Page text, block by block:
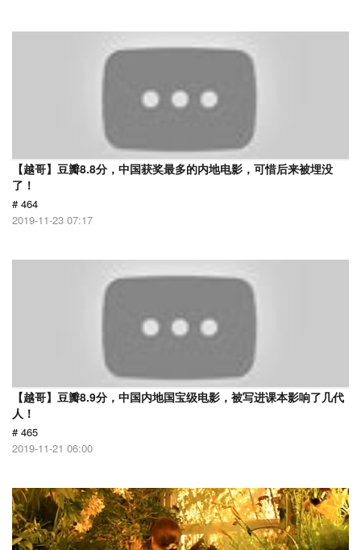
【越哥】豆瓣8.8分，中国获奖最多的内地电影，可惜后来被埋没
了！
# 464
2019-11-23 07:17
【越哥】豆瓣8.9分，中国内地国宝级电影，被写进课本影响了几代
人！
# 465
2019-11-21 06:00